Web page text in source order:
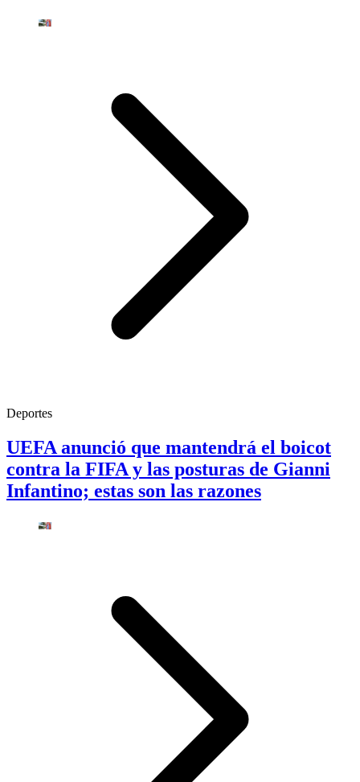
Deportes
UEFA anunció que mantendrá el boicot
contra la FIFA y las posturas de Gianni
Infantino; estas son las razones